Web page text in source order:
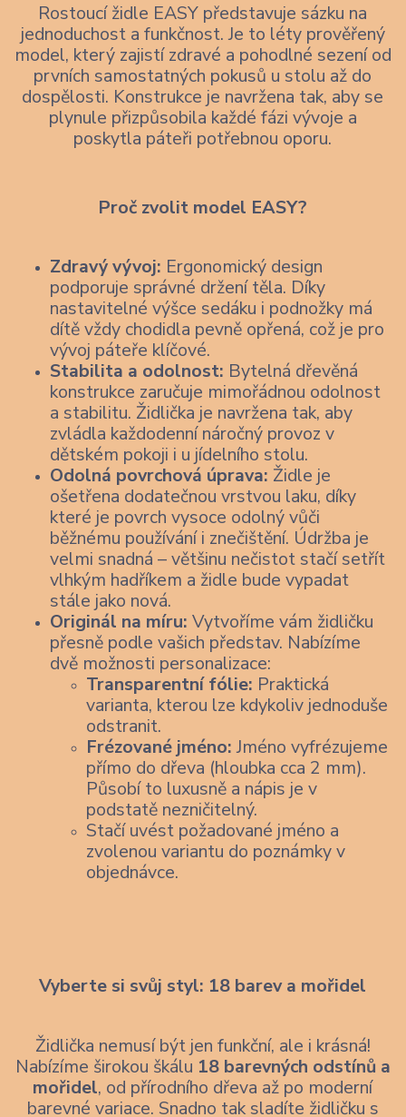
Rostoucí židle EASY představuje sázku na
jednoduchost a funkčnost. Je to léty prověřený
model, který zajistí zdravé a pohodlné sezení od
prvních samostatných pokusů u stolu až do
dospělosti. Konstrukce je navržena tak, aby se
plynule přizpůsobila každé fázi vývoje a
poskytla páteři potřebnou oporu.
Proč zvolit model EASY?
Zdravý vývoj: Ergonomický design
podporuje správné držení těla. Díky
nastavitelné výšce sedáku i podnožky má
dítě vždy chodidla pevně opřená, což je pro
vývoj páteře klíčové.
Stabilita a odolnost: Bytelná dřevěná
konstrukce zaručuje mimořádnou odolnost
a stabilitu. Židlička je navržena tak, aby
zvládla každodenní náročný provoz v
dětském pokoji i u jídelního stolu.
Odolná povrchová úprava: Židle je
ošetřena dodatečnou vrstvou laku, díky
které je povrch vysoce odolný vůči
běžnému používání i znečištění. Údržba je
velmi snadná – většinu nečistot stačí setřít
vlhkým hadříkem a židle bude vypadat
stále jako nová.
Originál na míru: Vytvoříme vám židličku
přesně podle vašich představ. Nabízíme
dvě možnosti personalizace:
Transparentní fólie: Praktická
varianta, kterou lze kdykoliv jednoduše
odstranit.
Frézované jméno:Jméno vyfrézujeme
přímo do dřeva (hloubka cca 2 mm).
Působí to luxusně a nápis je v
podstatě nezničitelný.
Stačí uvést požadované jméno a
zvolenou variantu do poznámky v
objednávce.
Vyberte si svůj styl: 18 barev a mořidel
Židlička nemusí být jen funkční, ale i krásná!
Nabízíme širokou škálu 18 barevných odstínů a
mořidel, od přírodního dřeva až po moderní
barevné variace. Snadno tak sladíte židličku s